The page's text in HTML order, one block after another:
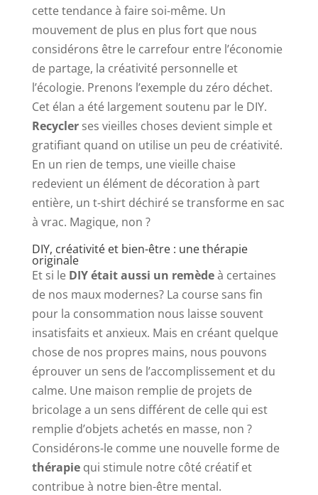
cette tendance à faire soi-même. Un
mouvement de plus en plus fort que nous
considérons être le carrefour entre l’économie
de partage, la créativité personnelle et
l’écologie. Prenons l’exemple du zéro déchet.
Cet élan a été largement soutenu par le DIY.
Recyclerses vieilles choses devient simple et
gratifiant quand on utilise un peu de créativité.
En un rien de temps, une vieille chaise
redevient un élément de décoration à part
entière, un t-shirt déchiré se transforme en sac
à vrac. Magique, non ?
DIY, créativité et bien-être : une thérapie
originale
Et si le DIY était aussi un remèdeà certaines
de nos maux modernes? La course sans fin
pour la consommation nous laisse souvent
insatisfaits et anxieux. Mais en créant quelque
chose de nos propres mains, nous pouvons
éprouver un sens de l’accomplissement et du
calme. Une maison remplie de projets de
bricolage a un sens différent de celle qui est
remplie d’objets achetés en masse, non ?
Considérons-le comme une nouvelle forme de
thérapiequi stimule notre côté créatif et
contribue à notre bien-être mental.